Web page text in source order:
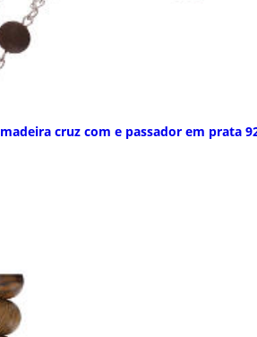
cruz com e passador em prata